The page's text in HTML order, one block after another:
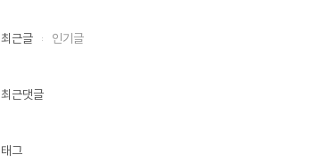
최근글 인기글
최근댓글
태그